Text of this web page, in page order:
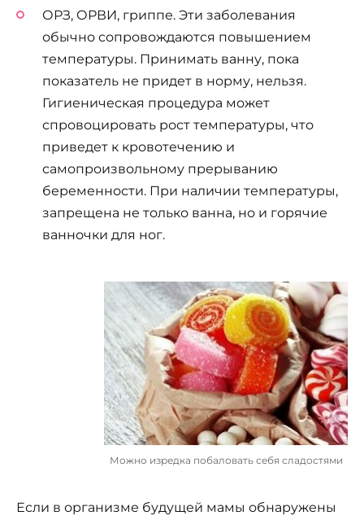
ОРЗ, ОРВИ, гриппе. Эти заболевания
обычно сопровождаются повышением
температуры. Принимать ванну, пока
показатель не придет в норму, нельзя.
Гигиеническая процедура может
спровоцировать рост температуры, что
приведет к кровотечению и
самопроизвольному прерыванию
беременности. При наличии температуры,
запрещена не только ванна, но и горячие
ванночки для ног.
Можно изредка побаловать себя сладостями
Если в организме будущей мамы обнаружены